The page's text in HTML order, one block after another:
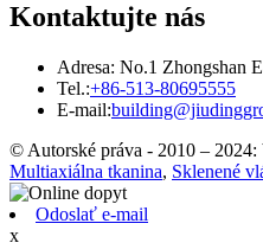
Kontaktujte nás
Adresa: No.1 Zhongshan
Tel.:+86-513-80695555
E-mail:
© Autorské práva - 2010 – 2024:
Multiaxiálna tkanina, Sklenené
Odoslať e-mail
x